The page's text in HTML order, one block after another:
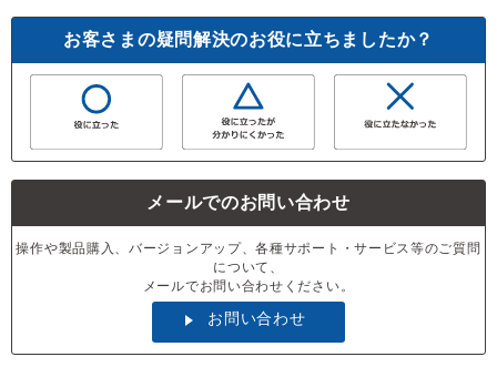
お客さまの疑問解決のお役に立ちましたか？
メールでのお問い合わせ
操作や製品購入、バージョンアップ、各種サポート・サービス等のご質問
について、
メールでお問い合わせください。
お問い合わせ